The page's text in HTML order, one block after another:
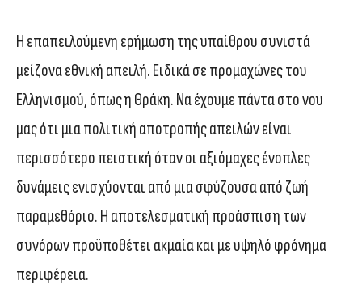
Η επαπειλούμενη ερήμωση της υπαίθρου συνιστά
μείζονα εθνική απειλή. Ειδικά σε προμαχώνες του
Ελληνισμού, όπως η Θράκη. Να έχουμε πάντα στο νου
μας ότι μια πολιτική αποτροπής απειλών είναι
περισσότερο πειστική όταν οι αξιόμαχες ένοπλες
δυνάμεις ενισχύονται από μια σφύζουσα από ζωή
παραμεθόριο. Η αποτελεσματική προάσπιση των
συνόρων προϋποθέτει ακμαία και με υψηλό φρόνημα
περιφέρεια.